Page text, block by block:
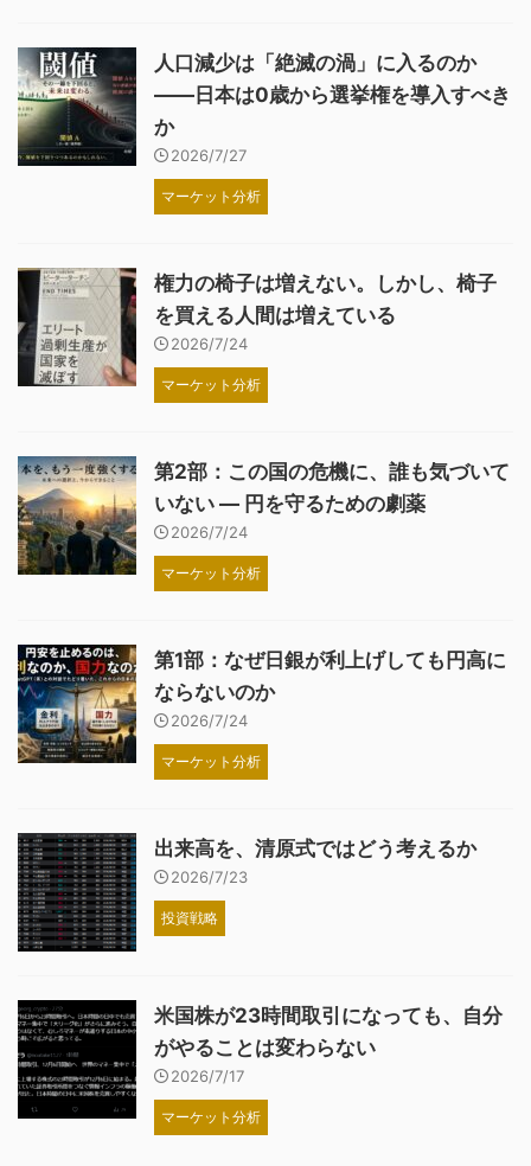
人口減少は「絶滅の渦」に入るのか
――日本は0歳から選挙権を導入すべき
か
2026/7/27
マーケット分析
権力の椅子は増えない。しかし、椅子
を買える人間は増えている
2026/7/24
マーケット分析
第2部：この国の危機に、誰も気づいて
いない ― 円を守るための劇薬
2026/7/24
マーケット分析
第1部：なぜ日銀が利上げしても円高に
ならないのか
2026/7/24
マーケット分析
出来高を、清原式ではどう考えるか
2026/7/23
投資戦略
米国株が23時間取引になっても、自分
がやることは変わらない
2026/7/17
マーケット分析